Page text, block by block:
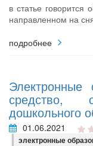
в статье
направленном на
подробнее
Электронные
средство,
дошкольного
01.06.2021
электронные